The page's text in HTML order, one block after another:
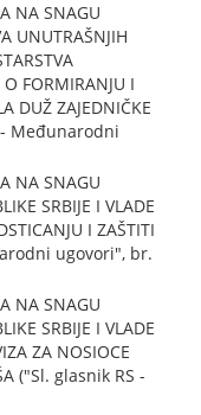
NA SNAGU
UNUTRAŠNJIH
FORMIRANJU I
DUŽ ZAJEDNIČKE
- Međunarodni
NA SNAGU
SRBIJE I VLADE
I ZAŠTITI
ugovori", br.
NA SNAGU
SRBIJE I VLADE
ZA NOSIOCE
("Sl. glasnik RS -